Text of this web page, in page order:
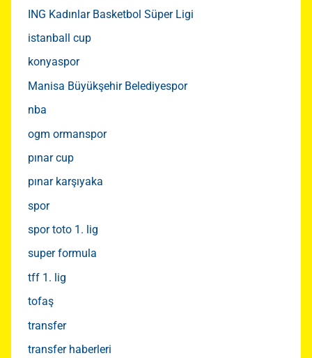
ING Kadınlar Basketbol Süper Ligi
istanball cup
konyaspor
Manisa Büyükşehir Belediyespor
nba
ogm ormanspor
pınar cup
pınar karşıyaka
spor
spor toto 1. lig
super formula
tff 1. lig
tofaş
transfer
transfer haberleri